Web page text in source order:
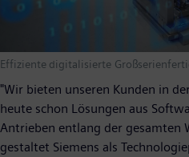
Effiziente digitalisierte
"Wir bieten unseren Kunden in
heute schon Lösungen aus
Antrieben entlang der gesamten
gestaltet Siemens als